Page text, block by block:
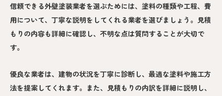
信頼できる外壁塗装業者を選ぶためには、塗料の種類や工程、費
用について、丁寧な説明をしてくれる業者を選びましょう。見積
もりの内容も詳細に確認し、不明な点は質問することが大切で
す。
優良な業者は、建物の状況を丁寧に診断し、最適な塗料や施工方
法を提案してくれます。また、見積もりの内訳を詳細に説明し、